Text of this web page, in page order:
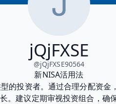
jQjFXSE
@jQjFXSE90564
新NISA活用法
的投资者。通过合理分配资
。建议定期审视投资组合，确